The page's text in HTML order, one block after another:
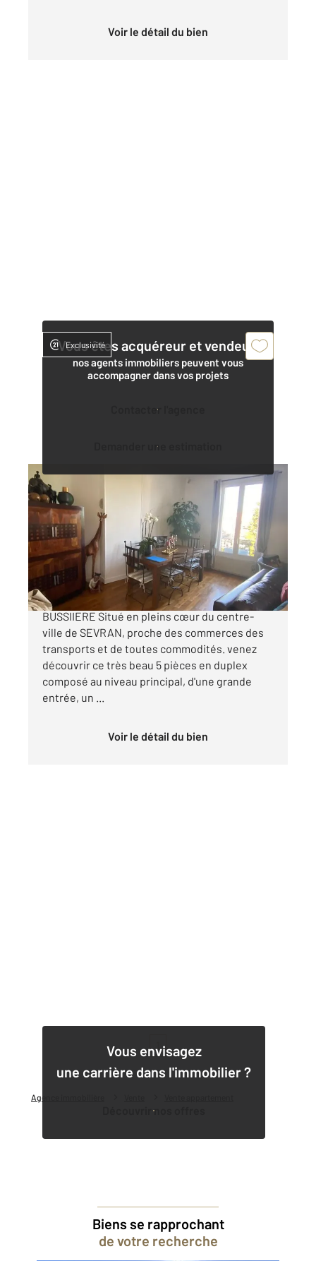
Agence immobilière
Voir le détail du bien
Vous êtes acquéreur et vendeur,
nos agents immobiliers peuvent vous
accompagner dans vos projets
Contacter l'agence
Demander une estimation
Exclusivité
SEVRAN 93
86,79 m
, 5 pièces
Ref : 18753
Appartement F5 à vendre
190 000 €
SEVRAN CENTRE-VILLE PLACE GASTON
BUSSIIERE Situé en pleins cœur du centre-
ville de SEVRAN, proche des commerces des
transports et de toutes commodités. venez
découvrir ce très beau 5 pièces en duplex
composé au niveau principal, d'une grande
entrée, un ...
Voir le détail du bien
Vous envisagez
une carrière dans l'immobilier ?
Découvrir nos offres
1
Biens se rapprochant
de votre recherche